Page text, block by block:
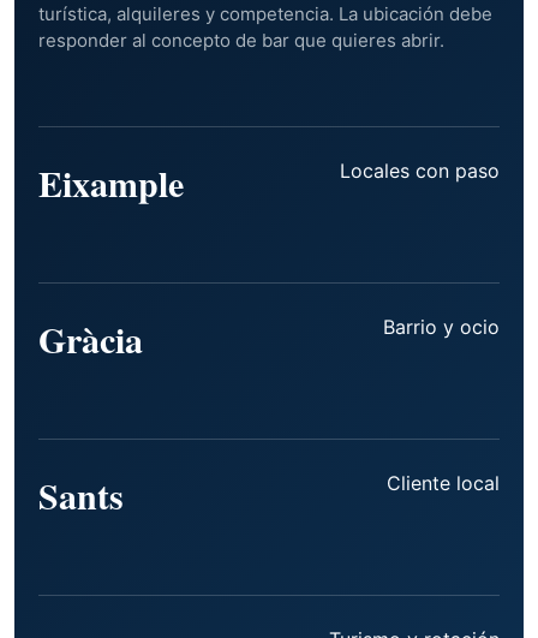
turística, alquileres y competencia. La ubicación debe
responder al concepto de bar que quieres abrir.
Eixample Locales con paso
Gràcia Barrio y ocio
Sants Cliente local